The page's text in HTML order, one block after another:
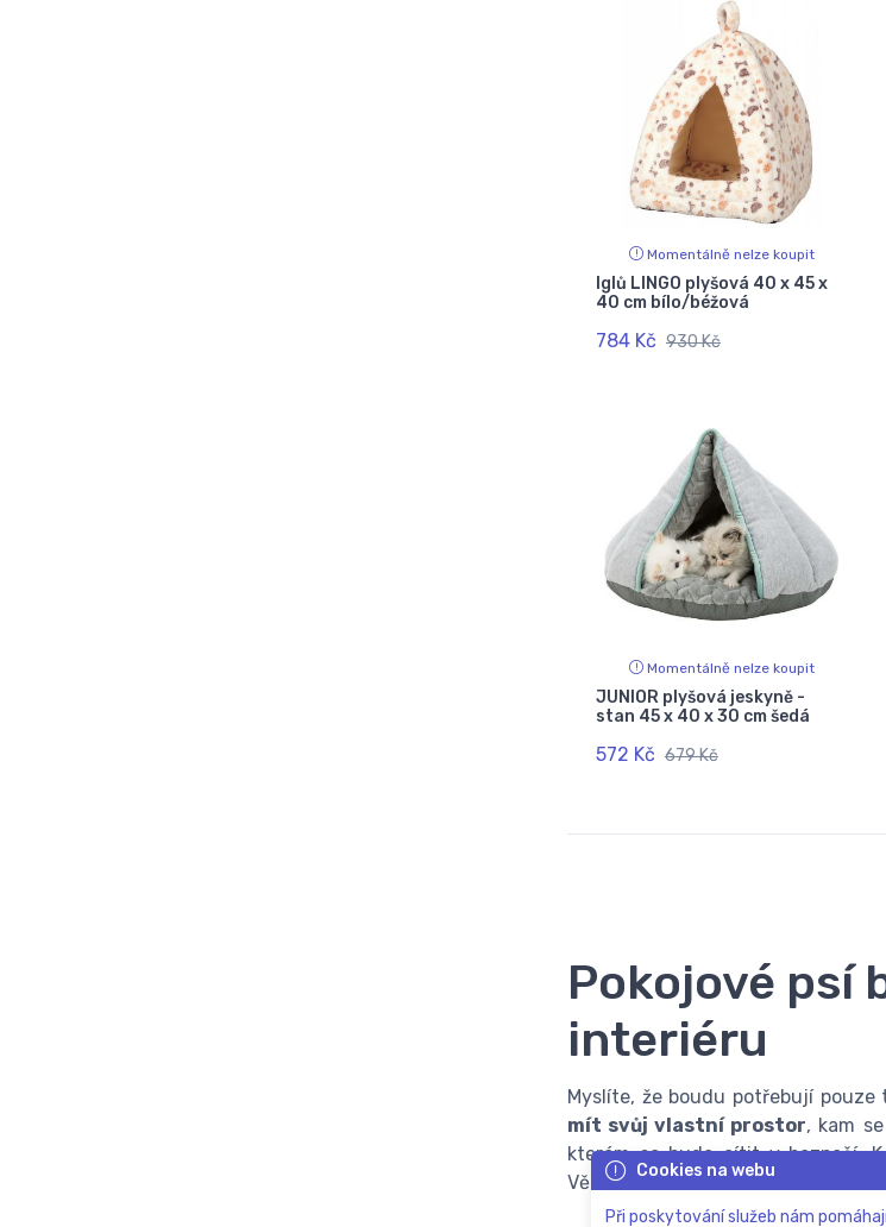
Momentálně nelze koupit
Iglů LINGO plyšová 40 x 45 x
40 cm bílo/béžová
784 Kč 930 Kč
Momentálně nelze koupit
JUNIOR plyšová jeskyně -
stan 45 x 40 x 30 cm šedá
572 Kč 679 Kč
Pokojové psí
interiéru
Myslíte, že boudu potřebují
mít svůj vlastní prostor, kam
kterém se bude cítit v bezpečí.
Věnujte pozornost naší nabídce,
Cookies na webu
Při poskytování služeb nám